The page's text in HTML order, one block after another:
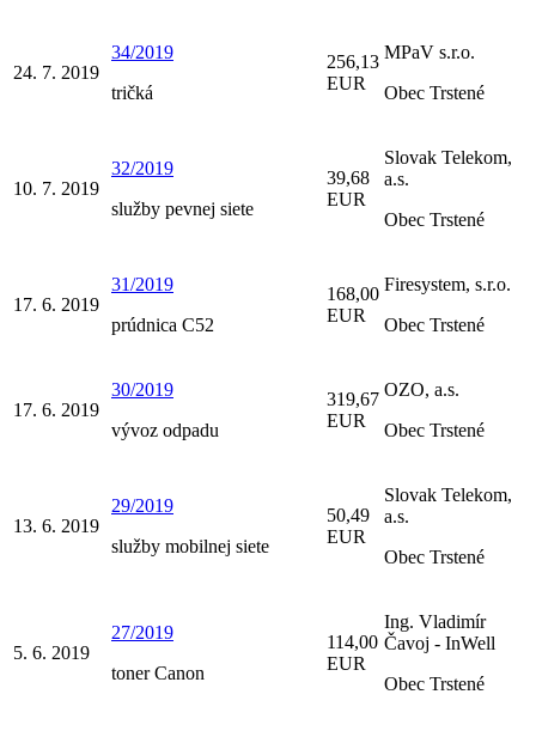
24. 7. 2019
34/2019
tričká
256,13
EUR
MPaV s.r.o.
Obec Trstené
10. 7. 2019
32/2019
služby pevnej siete
39,68
EUR
Slovak Telekom,
a.s.
Obec Trstené
17. 6. 2019
31/2019
prúdnica C52
168,00
EUR
Firesystem, s.r.o.
Obec Trstené
17. 6. 2019
30/2019
vývoz odpadu
319,67
EUR
OZO, a.s.
Obec Trstené
13. 6. 2019
29/2019
služby mobilnej siete
50,49
EUR
Slovak Telekom,
a.s.
Obec Trstené
5. 6. 2019
27/2019
toner Canon
114,00
EUR
Ing. Vladimír
Čavoj - InWell
Obec Trstené